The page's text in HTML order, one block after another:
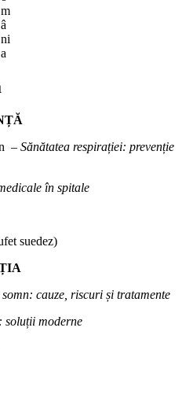
m
â
ni
a
– Sănătatea respirației: prevenție
în spitale
suedez)
cauze, riscuri și tratamente
soluții moderne